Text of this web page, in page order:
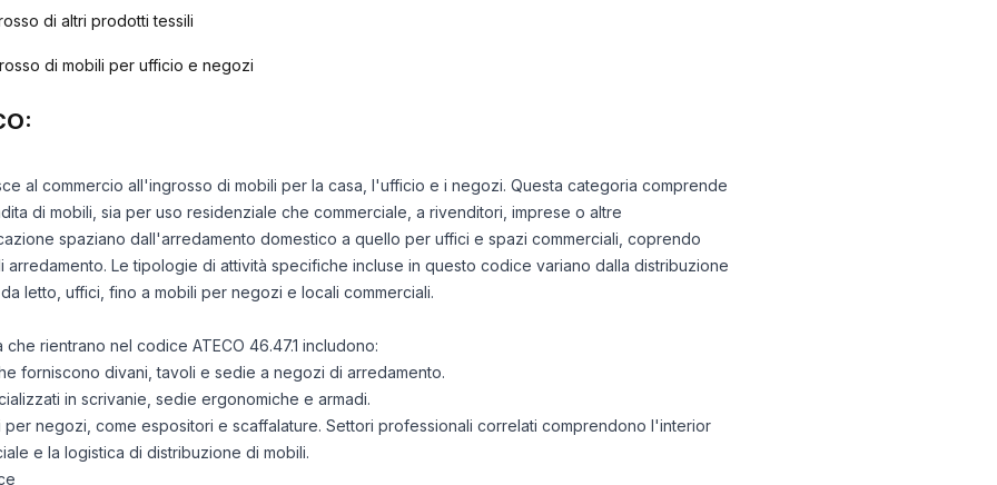
di altri prodotti tessili
di mobili per ufficio e negozi
al commercio all'ingrosso di mobili per la casa, l'ufficio e i negozi. Questa categoria comprende
di mobili, sia per uso residenziale che commerciale, a rivenditori, imprese o altre
spaziano dall'arredamento domestico a quello per uffici e spazi commerciali, coprendo
arredamento. Le tipologie di attività specifiche incluse in questo codice variano dalla distribuzione
letto, uffici, fino a mobili per negozi e locali commerciali.
rientrano nel codice ATECO 46.47.1 includono:
forniscono divani, tavoli e sedie a negozi di arredamento.
in scrivanie, sedie ergonomiche e armadi.
negozi, come espositori e scaffalature. Settori professionali correlati comprendono l'interior
e la logistica di distribuzione di mobili.